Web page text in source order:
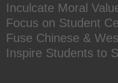
Inculcate Moral
Focus on Student
Fuse Chinese &
Inspire Students to